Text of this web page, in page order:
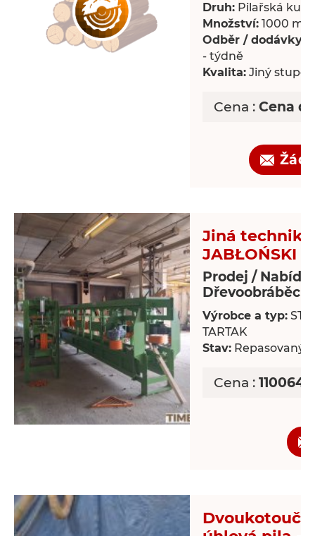
Druh: Pilařská
Množství: 1000 m³
Odběr / dodávky:
- týdně
Kvalita: Jiný
Cena : Cena
Jiná technika
JABŁOŃSKI
Prodej /
Dřevoobráběcí
Výrobce a typ:
TARTAK
Stav: Repasovaný
Cena :